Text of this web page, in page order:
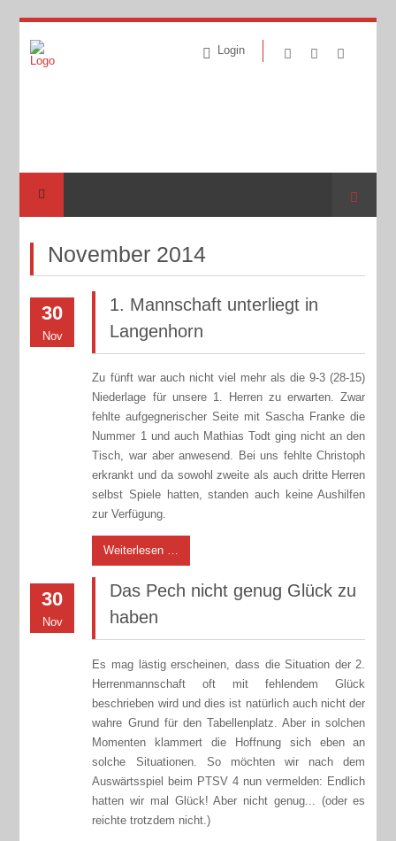
Login
Suche
November 2014
30
Nov
1. Mannschaft unterliegt in
Langenhorn
Zu fünft war auch nicht viel mehr als die 9-3 (28-15)
Niederlage für unsere 1. Herren zu erwarten. Zwar
fehlte aufgegnerischer Seite mit Sascha Franke die
Nummer 1 und auch Mathias Todt ging nicht an den
Tisch, war aber anwesend. Bei uns fehlte Christoph
erkrankt und da sowohl zweite als auch dritte Herren
selbst Spiele hatten, standen auch keine Aushilfen
zur Verfügung.
Weiterlesen …
30
Nov
Das Pech nicht genug Glück zu
haben
Es mag lästig erscheinen, dass die Situation der 2.
Herrenmannschaft oft mit fehlendem Glück
beschrieben wird und dies ist natürlich auch nicht der
wahre Grund für den Tabellenplatz. Aber in solchen
Momenten klammert die Hoffnung sich eben an
solche Situationen. So möchten wir nach dem
Auswärtsspiel beim PTSV 4 nun vermelden: Endlich
hatten wir mal Glück! Aber nicht genug... (oder es
reichte trotzdem nicht.)